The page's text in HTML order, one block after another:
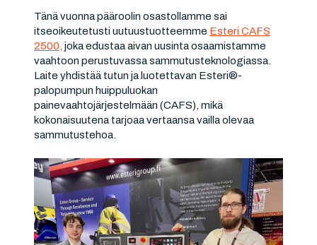
Tänä vuonna pääroolin osastollamme sai
itseoikeutetusti uutuustuotteemme Esteri CAFS
2500, joka edustaa aivan uusinta osaamistamme
vaahtoon perustuvassa sammutusteknologiassa.
Laite yhdistää tutun ja luotettavan Esteri®-
palopumpun huippuluokan
painevaahtojärjestelmään (CAFS), mikä
kokonaisuutena tarjoaa vertaansa vailla olevaa
sammutustehoa.